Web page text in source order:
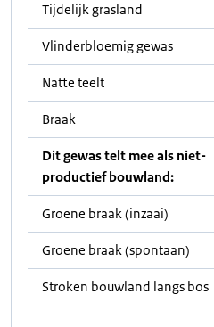
Tijdelijk grasland
Vlinderbloemig gewas
Natte teelt
Braak
Dit gewas telt mee als niet-
productief bouwland:
Groene braak (inzaai)
Groene braak (spontaan)
Stroken bouwland langs bos